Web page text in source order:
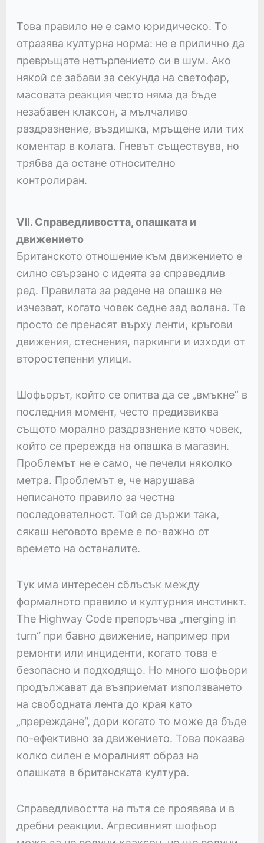
Това правило не е само юридическо. То
отразява културна норма: не е прилично да
превръщате нетърпението си в шум. Ако
някой се забави за секунда на светофар,
масовата реакция често няма да бъде
незабавен клаксон, а мълчаливо
раздразнение, въздишка, мръщене или тих
коментар в колата. Гневът съществува, но
трябва да остане относително
контролиран.
VII. Справедливостта, опашката и
движението
Британското отношение към движението е
силно свързано с идеята за справедлив
ред. Правилата за редене на опашка не
изчезват, когато човек седне зад волана. Те
просто се пренасят върху ленти, кръгови
движения, стеснения, паркинги и изходи от
второстепенни улици.
Шофьорът, който се опитва да се „вмъкне“ в
последния момент, често предизвиква
същото морално раздразнение като човек,
който се прережда на опашка в магазин.
Проблемът не е само, че печели няколко
метра. Проблемът е, че нарушава
неписаното правило за честна
последователност. Той се държи така,
сякаш неговото време е по-важно от
времето на останалите.
Тук има интересен сблъсък между
формалното правило и културния инстинкт.
The Highway Code препоръчва „merging in
turn“ при бавно движение, например при
ремонти или инциденти, когато това е
безопасно и подходящо. Но много шофьори
продължават да възприемат използването
на свободната лента до края като
„пререждане“, дори когато то може да бъде
по-ефективно за движението. Това показва
колко силен е моралният образ на
опашката в британската култура.
Справедливостта на пътя се проявява и в
дребни реакции. Агресивният шофьор